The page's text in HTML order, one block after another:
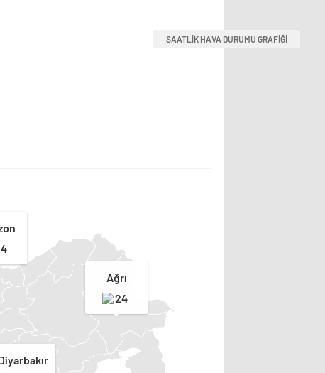
SAATLİK HAVA DURUMU GRAFİĞİ
Ağrı
24